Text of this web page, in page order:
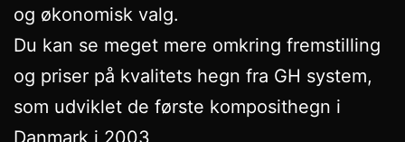
og økonomisk valg.
Du kan se meget mere omkring fremstilling
og priser på kvalitets hegn fra GH system,
som udviklet de første komposithegn i
Danmark i 2003